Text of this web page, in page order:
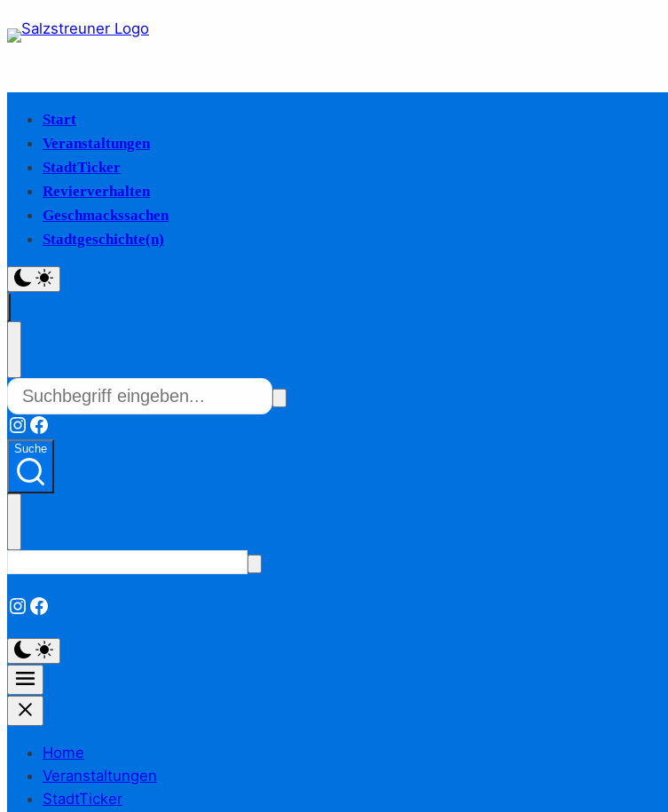
Start
Veranstaltungen
StadtTicker
Revierverhalten
Geschmackssachen
Stadtgeschichte(n)
Instagram
Facebook
Suche
Instagram
Facebook
Home
Veranstaltungen
StadtTicker